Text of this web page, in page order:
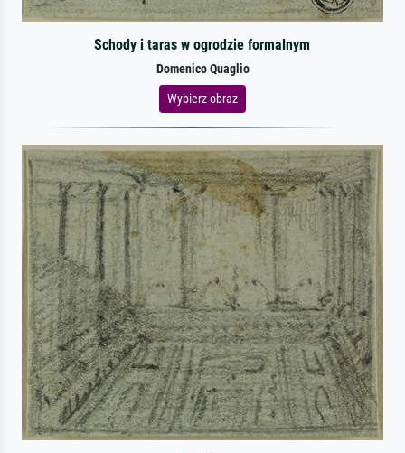
Schody i taras w ogrodzie formalnym
Domenico Quaglio
Wybierz obraz